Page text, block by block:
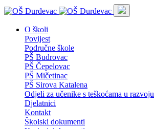
O školi
Povijest
Područne škole
PŠ Budrovac
PŠ Čepelovac
PŠ Mičetinac
PŠ Sirova Katalena
Odjeli za učenike s teškoćama u razvoju
Djelatnici
Kontakt
Školski dokumenti